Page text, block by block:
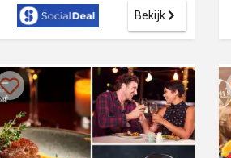
Bekijk